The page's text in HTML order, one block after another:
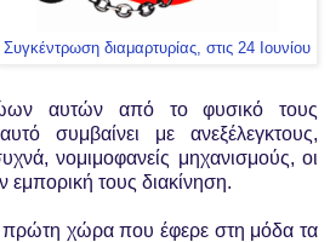
Συγκέντρωση διαμαρτυρίας, στις 24 Ιουνίου
αυτών από το φυσικό τους
συμβαίνει με ανεξέλεγκτους,
νομιμοφανείς μηχανισμούς, οι
εμπορική τους διακίνηση.
πρώτη χώρα που έφερε στη μόδα τα